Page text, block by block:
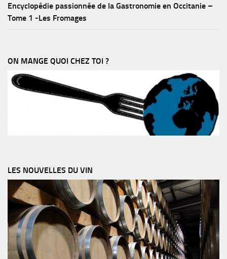
Encyclopédie passionnée de la Gastronomie en Occitanie –
Tome 1 -Les Fromages
ON MANGE QUOI CHEZ TOI ?
LES NOUVELLES DU VIN